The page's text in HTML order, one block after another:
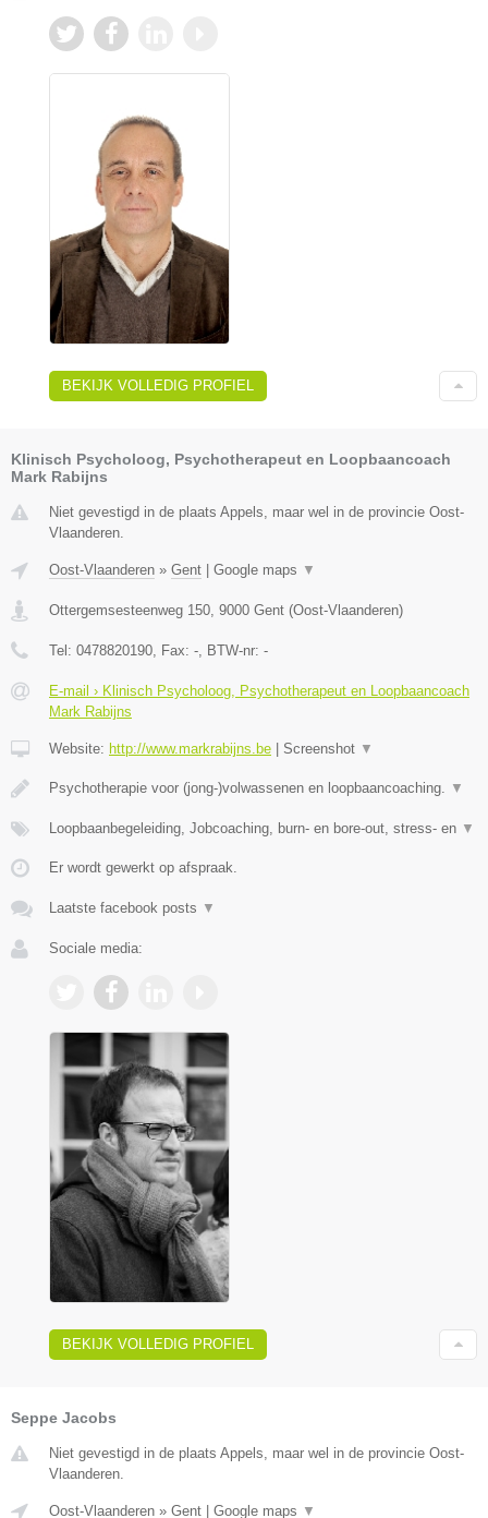
BEKIJK VOLLEDIG PROFIEL
Klinisch Psycholoog, Psychotherapeut en Loopbaancoach
Mark Rabijns
Niet gevestigd in de plaats Appels, maar wel in de provincie Oost-
Vlaanderen.
Oost-Vlaanderen » Gent Google maps ▼
Ottergemsesteenweg 150, 9000 Gent (Oost-Vlaanderen)
Tel: 0478820190, Fax: -, BTW-nr: -
E-mail › Klinisch Psycholoog, Psychotherapeut en Loopbaancoach
Mark Rabijns
Website: http://www.markrabijns.be Screenshot ▼
Psychotherapie voor (jong-)volwassenen en loopbaancoaching. ▼
Loopbaanbegeleiding, Jobcoaching, burn- en bore-out, stress- en ▼
Er wordt gewerkt op afspraak.
Laatste facebook posts ▼
Sociale media:
BEKIJK VOLLEDIG PROFIEL
Seppe Jacobs
Niet gevestigd in de plaats Appels, maar wel in de provincie Oost-
Vlaanderen.
Oost-Vlaanderen » Gent Google maps ▼